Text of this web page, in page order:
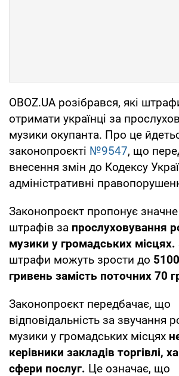
OBOZ.UA розібрався, які
отримати українці за
музики окупанта. Про це
законопроєкті №9547, що
внесення змін до Кодексу
адміністративні
Законопроєкт пропонує
штрафів за прослуховування
музики у громадських місцях.
штрафи можуть зрости до
гривень замість поточних 70
Законопроєкт передбачає, що
відповідальність за звучання
музики у громадських місцях
керівники закладів торгівлі,
сфери послуг. Це означає, що